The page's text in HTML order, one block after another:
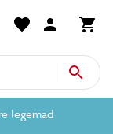
Spire legemad